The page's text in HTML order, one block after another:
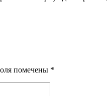
помечены *